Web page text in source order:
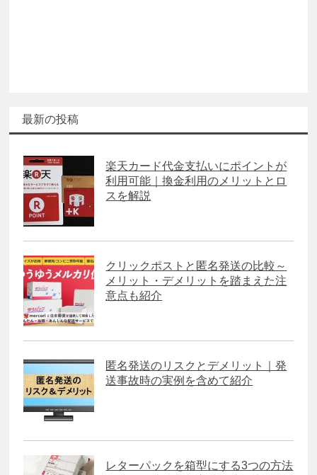
最新の投稿
楽天カード代金支払いにポイントが
利用可能｜換金利用のメリットとロ
スを解説
クリックポストと匿名発送の比較～
メリット・デメリットを踏まえた注
意点も紹介
匿名発送のリスクとデメリット｜発
送事故時の実例を含めて紹介
レターパックを箱型にする3つの方法